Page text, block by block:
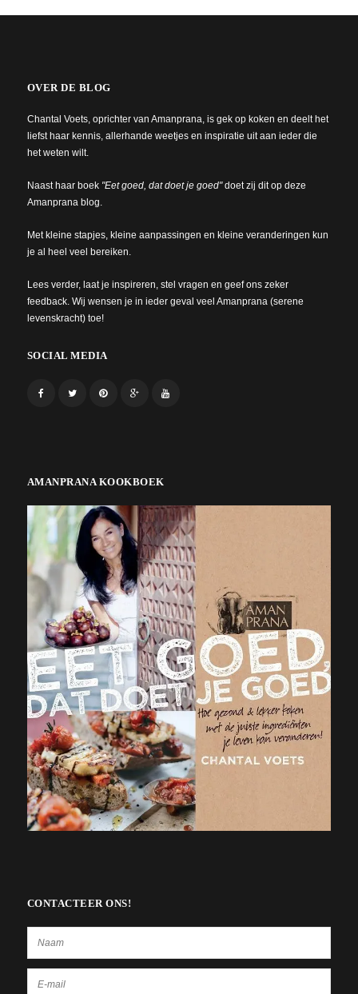
OVER DE BLOG
Chantal Voets, oprichter van Amanprana, is gek op koken en deelt het
liefst haar kennis, allerhande weetjes en inspiratie uit aan ieder die
het weten wilt.
Naast haar boek "Eet goed, dat doet je goed"doet zij dit op deze
Amanprana blog.
Met kleine stapjes, kleine aanpassingen en kleine veranderingen kun
je al heel veel bereiken.
Lees verder, laat je inspireren, stel vragen en geef ons zeker
feedback. Wij wensen je in ieder geval veel Amanprana (serene
levenskracht) toe!
SOCIAL MEDIA
AMANPRANA KOOKBOEK
CONTACTEER ONS!